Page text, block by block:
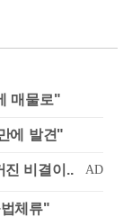
매물로"
에 발견"
체류"